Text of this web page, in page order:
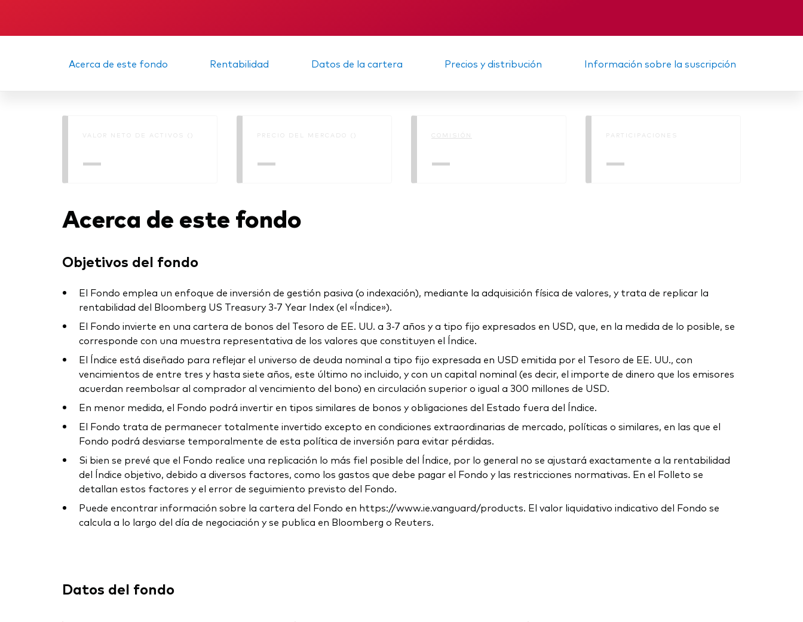
Acerca de este fondo Rentabilidad Datos de la cartera Precios y distribución Información sobre la suscripción
VALOR NETO DE ACTIVOS ()
—
PRECIO DEL MERCADO ()
—
COMISIÓN
—
PARTICIPACIONES
—
Acerca de este fondo
Objetivos del fondo
El Fondo emplea un enfoque de inversión de gestión pasiva (o indexación), mediante la adquisición física de valores, y trata de replicar la
rentabilidad del Bloomberg US Treasury 3-7 Year Index (el «Índice»).
El Fondo invierte en una cartera de bonos del Tesoro de EE. UU. a 3-7 años y a tipo fijo expresados en USD, que, en la medida de lo posible, se
corresponde con una muestra representativa de los valores que constituyen el Índice.
El Índice está diseñado para reflejar el universo de deuda nominal a tipo fijo expresada en USD emitida por el Tesoro de EE. UU., con
vencimientos de entre tres y hasta siete años, este último no incluido, y con un capital nominal (es decir, el importe de dinero que los emisores
acuerdan reembolsar al comprador al vencimiento del bono) en circulación superior o igual a 300 millones de USD.
En menor medida, el Fondo podrá invertir en tipos similares de bonos y obligaciones del Estado fuera del Índice.
El Fondo trata de permanecer totalmente invertido excepto en condiciones extraordinarias de mercado, políticas o similares, en las que el
Fondo podrá desviarse temporalmente de esta política de inversión para evitar pérdidas.
Si bien se prevé que el Fondo realice una replicación lo más fiel posible del Índice, por lo general no se ajustará exactamente a la rentabilidad
del Índice objetivo, debido a diversos factores, como los gastos que debe pagar el Fondo y las restricciones normativas. En el Folleto se
detallan estos factores y el error de seguimiento previsto del Fondo.
Puede encontrar información sobre la cartera del Fondo en https://www.ie.vanguard/products. El valor liquidativo indicativo del Fondo se
calcula a lo largo del día de negociación y se publica en Bloomberg o Reuters.
Datos del fondo